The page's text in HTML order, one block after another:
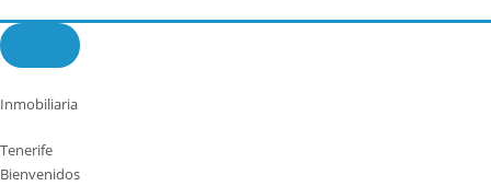
Inmobiliaria
Tenerife
Bienvenidos